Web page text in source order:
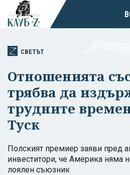
СВЕТЪТ
Отношенията
трябва да
трудните
Туск
Полският премиер заяви пред
инвеститори, че Америка няма
лоялен съюзник